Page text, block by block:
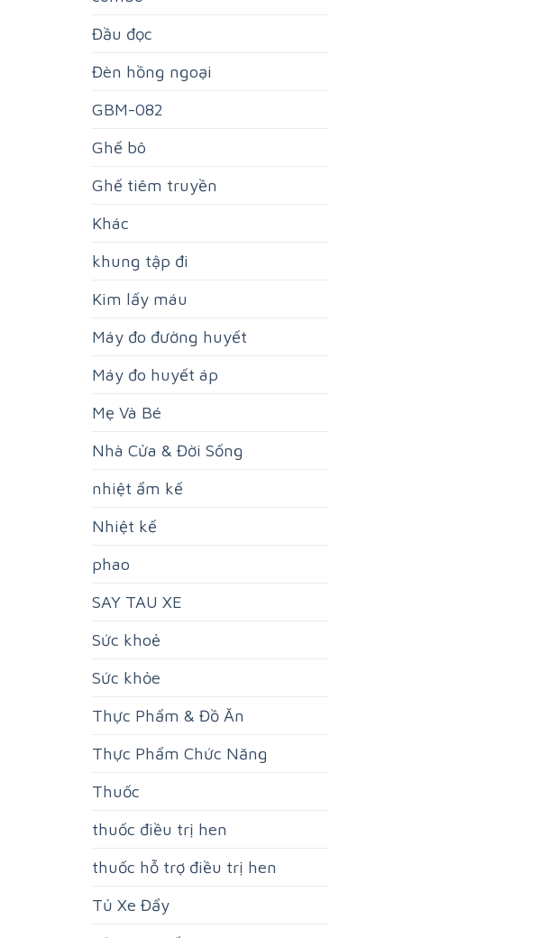
Đầu đọc
Đèn hồng ngoại
GBM-082
Ghế bô
Ghế tiêm truyền
Khác
khung tập đi
Kim lấy máu
Máy đo đường huyết
Máy đo huyết áp
Mẹ Và Bé
Nhà Cửa & Đời Sống
nhiệt ẩm kế
Nhiệt kế
phao
SAY TAU XE
Sức khoẻ
Sức khỏe
Thực Phẩm & Đồ Ăn
Thực Phẩm Chức Năng
Thuốc
thuốc điều trị hen
thuốc hỗ trợ điều trị hen
Tủ Xe Đẩy